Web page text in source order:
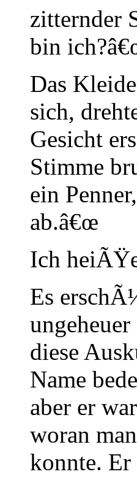
zitternder
bin
Das
sich,
Gesicht
Stimme
ein
ab.â€œ
Ich
Es
diese
Name
aber er
woran
konnte. Er